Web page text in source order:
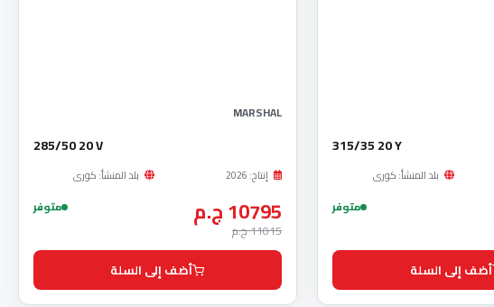
315/35 20 Y
بلد المنشأ: كورى
متوفر
أضف إلى السلة
MARSHAL
285/50 20 V
إنتاج: 2026 بلد المنشأ: كورى
10795 ج.م
11015 ج.م
متوفر
أضف إلى السلة